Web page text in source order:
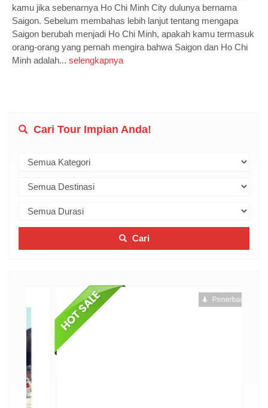
kamu jika sebenarnya Ho Chi Minh City dulunya bernama
Saigon. Sebelum membahas lebih lanjut tentang mengapa
Saigon berubah menjadi Ho Chi Minh, apakah kamu termasuk
orang-orang yang pernah mengira bahwa Saigon dan Ho Chi
Minh adalah... selengkapnya
Cari Tour Impian Anda!
Cari
Penerbangan